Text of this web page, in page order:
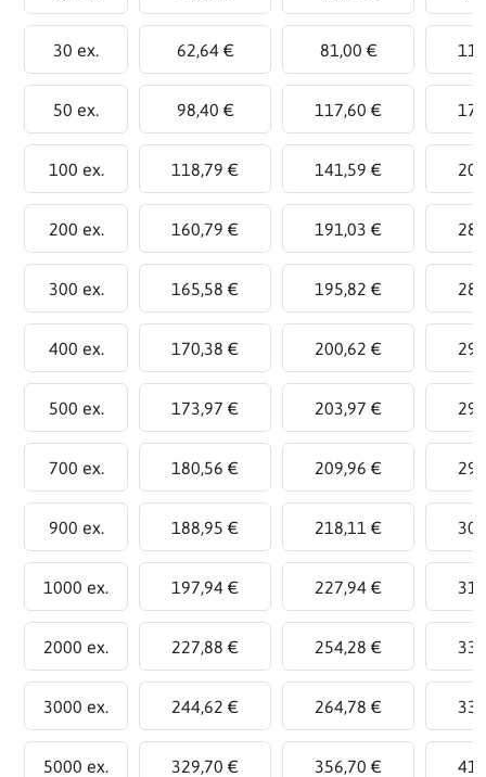
30 ex. 62,64 € 81,00 €
50 ex. 98,40 € 117,60 €
100 ex. 118,79 € 141,59 €
200 ex. 160,79 € 191,03 €
300 ex. 165,58 € 195,82 €
400 ex. 170,38 € 200,62 €
500 ex. 173,97 € 203,97 €
700 ex. 180,56 € 209,96 €
900 ex. 188,95 € 218,11 €
1000 ex. 197,94 € 227,94 €
2000 ex. 227,88 € 254,28 €
3000 ex. 244,62 € 264,78 €
5000 ex. 329,70 € 356,70 €